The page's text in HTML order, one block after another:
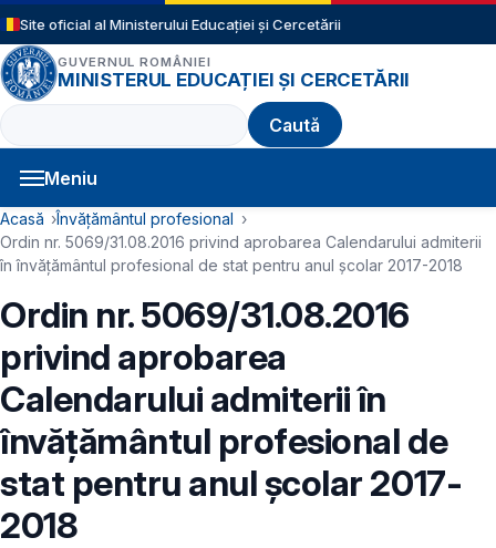
Sari la conținutul principal
Site oficial al Ministerului Educației și Cercetării
GUVERNUL ROMÂNIEI
MINISTERUL EDUCAȚIEI ȘI CERCETĂRII
Caută
Meniu
Navigație principală
Cale de navigare
Acasă
Învățământul profesional
Ordin nr. 5069/31.08.2016 privind aprobarea Calendarului admiterii
în învățământul profesional de stat pentru anul școlar 2017-2018
Ordin nr. 5069/31.08.2016
privind aprobarea
Calendarului admiterii în
învățământul profesional de
stat pentru anul școlar 2017-
2018